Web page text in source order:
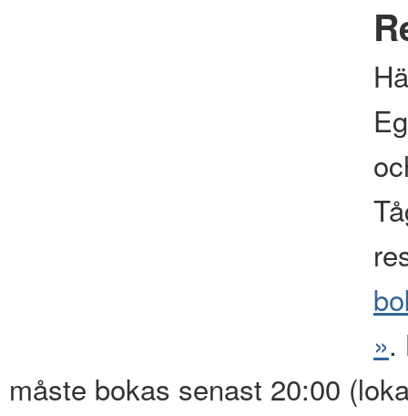
».
måste bokas senast 20:00